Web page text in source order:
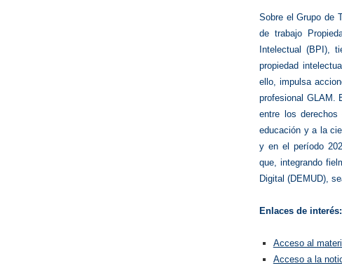
Sobre el Grupo de
de trabajo
Intelectual (BPI),
propiedad
ello, impulsa
profesional GLAM.
entre los
educación y a la
y en el período
que, integrando
Digital (DEMUD),
Enlaces de interés:
Acceso al
Acceso a la